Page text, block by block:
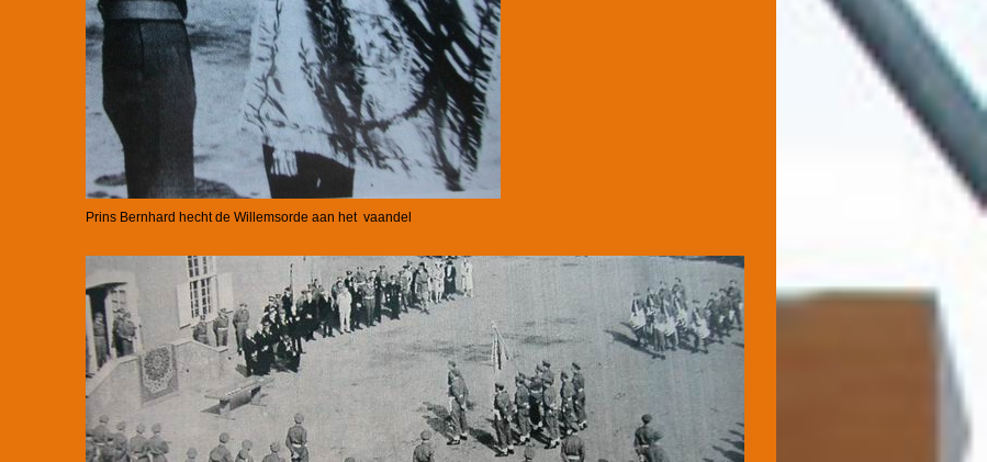
Prins Bernhard hecht de Willemsorde aan het vaandel